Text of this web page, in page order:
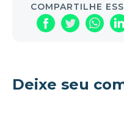
COMPARTILHE
Deixe seu